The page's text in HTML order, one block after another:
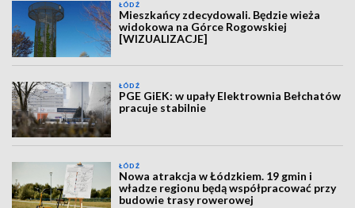
ŁÓDŹ
Mieszkańcy zdecydowali. Będzie wieża
widokowa na Górce Rogowskiej
[WIZUALIZACJE]
ŁÓDŹ
PGE GiEK: w upały Elektrownia Bełchatów
pracuje stabilnie
ŁÓDŹ
Nowa atrakcja w Łódzkiem. 19 gmin i
władze regionu będą współpracować przy
budowie trasy rowerowej